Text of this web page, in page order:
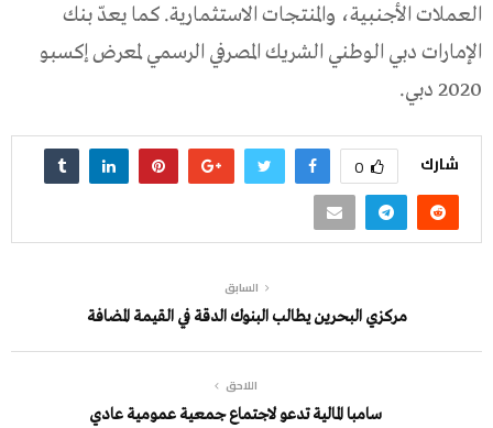
العملات الأجنبية، والمنتجات الاستثمارية. كما يعدّ بنك
الإمارات دبي الوطني الشريك المصرفي الرسمي لمعرض إكسبو
2020 دبي.
شارك 0
السابق
مركزي البحرين يطالب البنوك الدقة في القيمة المضافة
اللاحق
سامبا المالية تدعو لاجتماع جمعية عمومية عادي